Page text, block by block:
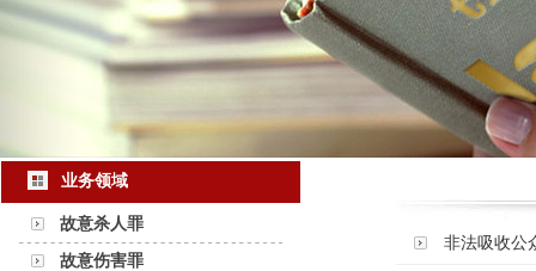
业务领域
故意杀人罪
故意伤害罪
非法吸收公